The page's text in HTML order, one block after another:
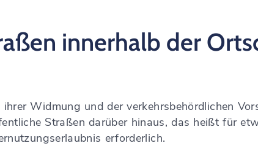
innerhalb der
Widmung und der verkehrsbehördlichen
Straßen darüber hinaus, das heißt für
erforderlich.